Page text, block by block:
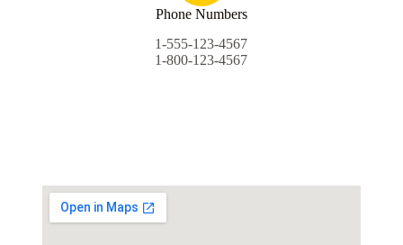
Phone Numbers
1-555-123-4567
1-800-123-4567